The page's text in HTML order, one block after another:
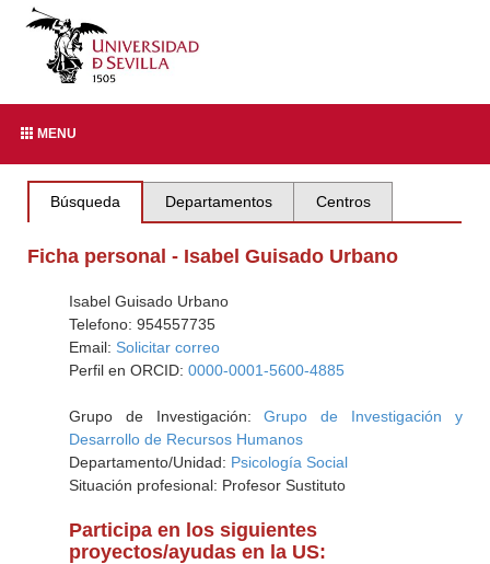
MENU
Búsqueda Departamentos Centros
Ficha personal - Isabel Guisado Urbano
Isabel Guisado Urbano
Telefono: 954557735
Email: Solicitar correo
Perfil en ORCID: 0000-0001-5600-4885
Grupo de Investigación:Grupo de Investigación y
Desarrollo de Recursos Humanos
Departamento/Unidad: Psicología Social
Situación profesional: Profesor Sustituto
Participa en los siguientes
proyectos/ayudas en la US: